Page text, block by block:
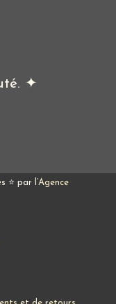
✦
⭐ par l’Agence